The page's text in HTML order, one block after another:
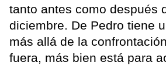
tanto antes como después
diciembre. De Pedro tiene
más allá de la
fuera, más bien está para